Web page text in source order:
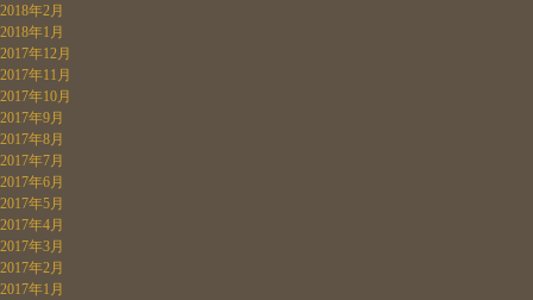
2018年2月
2018年1月
2017年12月
2017年11月
2017年10月
2017年9月
2017年8月
2017年7月
2017年6月
2017年5月
2017年4月
2017年3月
2017年2月
2017年1月